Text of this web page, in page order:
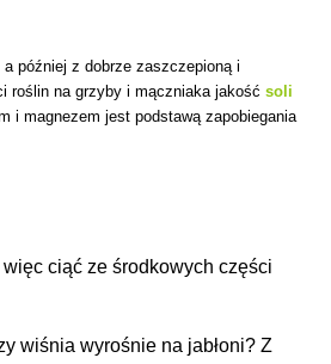
później z dobrze zaszczepioną i
roślin na grzyby i mączniaka jakośćsoli
i magnezem jest podstawą zapobiegania
ciąć ze środkowych części
wiśnia wyrośnie na jabłoni? Z